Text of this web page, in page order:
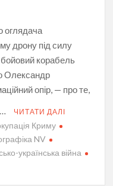
оглядача
дрону під силу
корабель
Олександр
опір, — про те,
ЧИТАТИ ДАЛІ
Криму
NV
українська війна